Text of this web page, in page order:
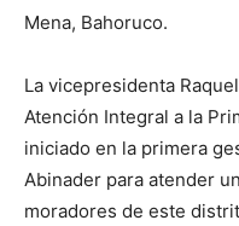
Mena, Bahoruco.
La vicepresidenta
Atención Integral a la
iniciado en la primera
Abinader para atender
moradores de este